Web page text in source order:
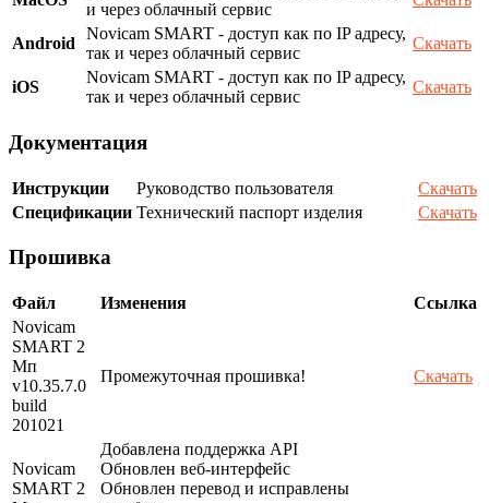
и через облачный сервис
Android
Novicam SMART - доступ как по IP адресу,
так и через облачный сервис
Скачать
iOS
Novicam SMART - доступ как по IP адресу,
так и через облачный сервис
Скачать
Документация
Инструкции Руководство пользователя
Скачать
Спецификации Технический паспорт изделия Скачать
Прошивка
Файл Изменения
Ссылка
Novicam
SMART 2
Мп
v10.35.7.0
build
201021
Промежуточная прошивка! Скачать
Novicam
SMART 2
Добавлена поддержка API
Обновлен веб-интерфейс
Обновлен перевод и исправлены